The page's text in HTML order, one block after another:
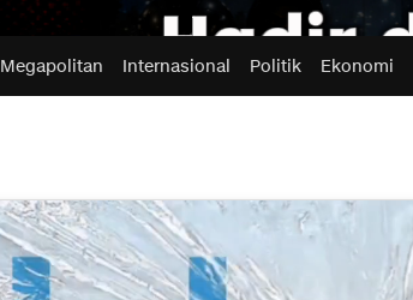
Megapolitan Internasional Politik Ekonomi